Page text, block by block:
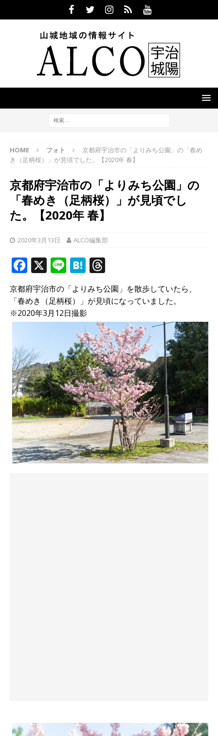
HOME フォト
京都府宇治市の「よりみち公園」の「春め
き（足柄桜）」が見頃でした。【2020年 春】
京都府宇治市の「よりみち公園」の
「春めき（足柄桜）」が見頃でし
た。【2020年 春】
2020年3月13日 ALCO編集部
F
a
c
e
b
o
o
k
X Li
n
e
H
at
e
n
a
h
r
e
a
d
s
京都府宇治市の「よりみち公園」を散歩していたら、
「春めき（足柄桜）」が見頃になっていました。
※2020年3月12日撮影